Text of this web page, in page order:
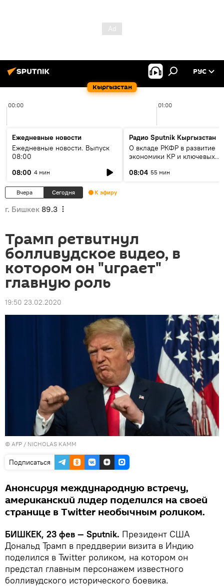
Кыргызстан
РУС
00:00 01:00
Ежедневные новости
Ежедневные новости. Выпуск
08:00
08:00 4 мин
Радио Sputnik Кыргызстан
О вкладе РКФР в развитие
экономики КР и ключевых
08:04 55 мин
Вчера Сегодня К эфиру
г. Бишкек 89.3
Трамп ретвитнул
болливудское видео, в
котором он "играет"
главную роль
19:50 23.02.2020
© AFP / NICHOLAS KAMM
Подписаться
Анонсируя международную встречу,
американский лидер поделился на своей
странице в Twitter необычным роликом.
БИШКЕК, 23 фев — Sputnik. Президент США
Дональд Трамп в преддверии визита в Индию
поделился в Twitter роликом, на котором он
предстал главным персонажем известного
болливудского исторического боевика.